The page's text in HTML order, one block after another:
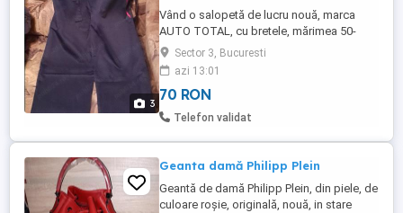
3
Vând o salopetă de lucru nouă, marca
AUTO TOTAL, cu bretele, mărimea 50-
XXL. Preț 70 lei. Vezi poze, poze reale.
Sector 3, Bucuresti
azi 13:01
70 RON
Telefon validat
Geanta damă Philipp Plein
Geantă de damă Philipp Plein, din piele, de
culoare roșie, originală, nouă, in stare